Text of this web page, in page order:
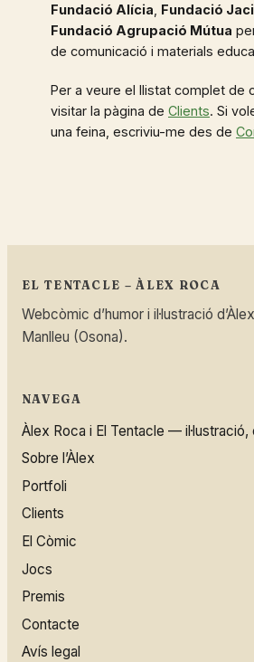
Fundació Alícia Fundació
Fundació Agrupació Mútua
de comunicació i materials
Per a veure el llistat complet de
visitar la pàgina de Clients. Si
una feina, escriviu-me des de
EL TENTACLE – ÀLEX ROCA
Webcòmic d’humor i il·lustració
Manlleu (Osona).
NAVEGA
Àlex Roca i El Tentacle —
Sobre l’Àlex
Portfoli
Clients
El Còmic
Jocs
Premis
Contacte
Avís legal